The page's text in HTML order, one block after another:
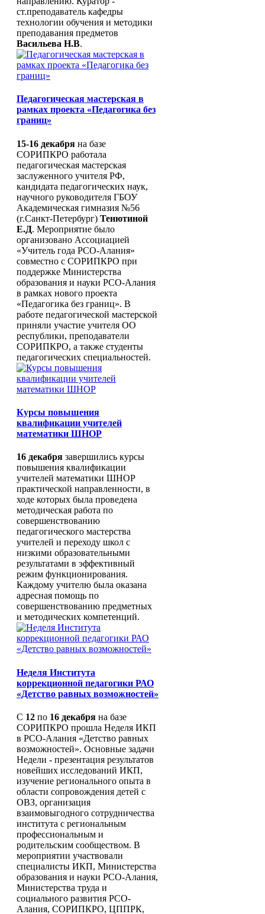
управленческх кадров
Ассоциации
ст.преподаватель кафедры
технологии обучения и методики
преподавания предметов
Васильева Н.В.
Педагогическая мастерская в
рамках проекта «Педагогика без
границ»
15-16 декабря на базе
СОРИПКРО работала
педагогическая мастерская
заслуженного учителя РФ,
кандидата педагогических наук,
научного руководителя ГБОУ
Академическая гимназия №56
(г.Санкт-Петербург) Тенютиной
Е.Д. Мероприятие было
организовано Ассоциацией
«Учитель года РСО-Алания»
совместно с СОРИПКРО при
поддержке Министерства
образования и науки РСО-Алания
в рамках нового проекта
«Педагогика без границ». В
работе педагогической мастерской
приняли участие учителя ОО
республики, преподаватели
СОРИПКРО, а также студенты
педагогических специальностей.
Курсы повышения
квалификации учителей
математики ШНОР
16 декабря завершились курсы
повышения квалификации
учителей математики ШНОР
практической направленности, в
ходе которых была проведена
методическая работа по
совершенствованию
педагогического мастерства
учителей и переходу школ с
низкими образовательными
результатами в эффективный
режим функционирования.
Каждому учителю была оказана
адресная помощь по
совершенствованию предметных
и методических компетенций.
Неделя Института
коррекционной педагогики РАО
«Детство равных возможностей»
С 12 по 16 декабря на базе
СОРИПКРО прошла Неделя ИКП
в РСО-Алания «Детство равных
возможностей». Основные задачи
Недели - презентация результатов
новейших исследований ИКП,
изучение регионального опыта в
области сопровождения детей с
ОВЗ, организация
взаимовыгодного сотрудничества
института с региональным
профессиональным и
родительским сообществом. В
мероприятии участвовали
специалисты ИКП, Министерства
образования и науки РСО-Алания,
Министерства труда и
социального развития РСО-
Алания, СОРИПКРО, ЦППРК,